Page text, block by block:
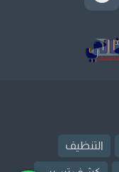
التنظيف